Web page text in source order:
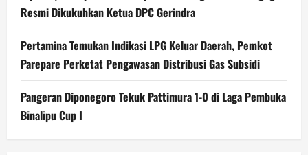
Resmi Dikukuhkan Ketua DPC Gerindra
Pertamina Temukan Indikasi LPG Keluar Daerah, Pemkot
Parepare Perketat Pengawasan Distribusi Gas Subsidi
Pangeran Diponegoro Tekuk Pattimura 1-0 di Laga Pembuka
Binalipu Cup I